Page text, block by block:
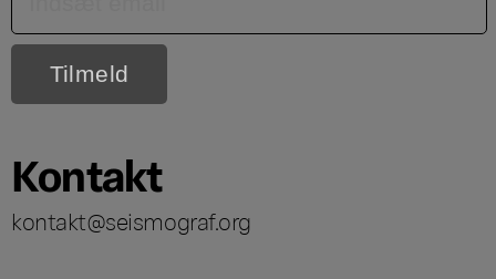
Kontakt
kontakt@seismograf.org